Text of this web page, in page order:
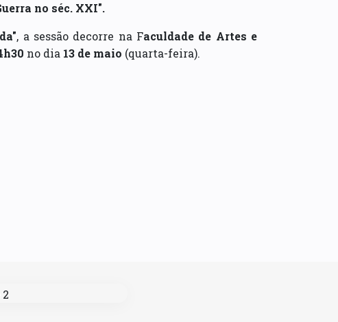
no séc. XXI".
, a sessão decorre na Faculdade de Artes e
no dia 13 de maio (quarta-feira).